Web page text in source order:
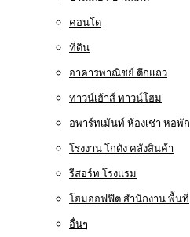
คอนโด
ที่ดิน
อาคารพาณิชย์ ตึกแถว
ทาวน์เฮ้าส์ ทาวน์โฮม
อพาร์ทเม้นท์ ห้องเช่า หอพัก
โรงงาน โกดัง คลังสินค้า
รีสอร์ท โรงแรม
โฮมออฟฟิต สำนักงาน พื้นที่
อื่นๆ